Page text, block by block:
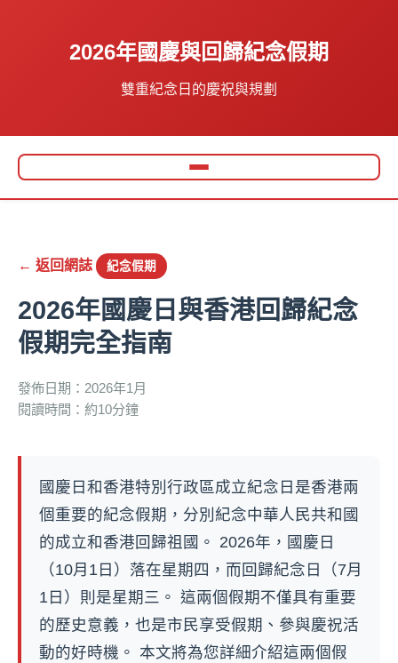
2026年國慶與回歸紀念假期
雙重紀念日的慶祝與規劃
切換主選單
← 返回網誌 紀念假期
2026年國慶日與香港回歸紀念
假期完全指南
發佈日期：2026年1月
閱讀時間：約10分鐘
國慶日和香港特別行政區成立紀念日是香港兩
個重要的紀念假期，分別紀念中華人民共和國
的成立和香港回歸祖國。 2026年，國慶日
（10月1日）落在星期四，而回歸紀念日（7月
1日）則是星期三。 這兩個假期不僅具有重要
的歷史意義，也是市民享受假期、參與慶祝活
動的好時機。 本文將為您詳細介紹這兩個假